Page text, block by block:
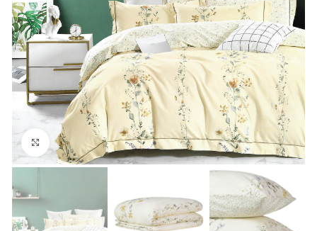
Нажмите, чтобы увеличить